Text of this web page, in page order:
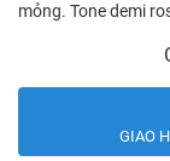
mỏng. Tone demi
GIAO